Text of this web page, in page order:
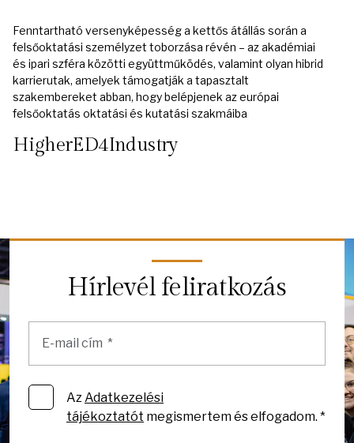
Fenntartható versenyképesség a kettős átállás során a
felsőoktatási személyzet toborzása révén – az akadémiai
és ipari szféra közötti együttműködés, valamint olyan hibrid
karrierutak, amelyek támogatják a tapasztalt
szakembereket abban, hogy belépjenek az európai
felsőoktatás oktatási és kutatási szakmáiba
HigherED4Industry
Hírlevél feliratkozás
Az Adatkezelési
tájékoztatót megismertem és elfogadom. *